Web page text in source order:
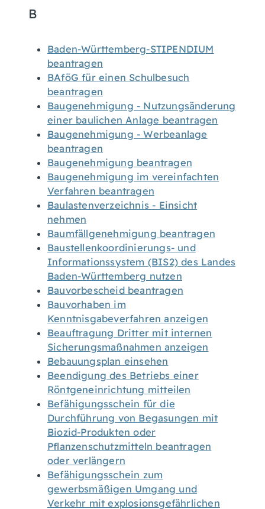
B
Baden-Württemberg-STIPENDIUM
beantragen
BAföG für einen Schulbesuch
beantragen
Baugenehmigung - Nutzungsänderung
einer baulichen Anlage beantragen
Baugenehmigung - Werbeanlage
beantragen
Baugenehmigung beantragen
Baugenehmigung im vereinfachten
Verfahren beantragen
Baulastenverzeichnis - Einsicht
nehmen
Baumfällgenehmigung beantragen
Baustellenkoordinierungs- und
Informationssystem (BIS2) des Landes
Baden-Württemberg nutzen
Bauvorbescheid beantragen
Bauvorhaben im
Kenntnisgabeverfahren anzeigen
Beauftragung Dritter mit internen
Sicherungsmaßnahmen anzeigen
Bebauungsplan einsehen
Beendigung des Betriebs einer
Röntgeneinrichtung mitteilen
Befähigungsschein für die
Durchführung von Begasungen mit
Biozid-Produkten oder
Pflanzenschutzmitteln beantragen
oder verlängern
Befähigungsschein zum
gewerbsmäßigen Umgang und
Verkehr mit explosionsgefährlichen